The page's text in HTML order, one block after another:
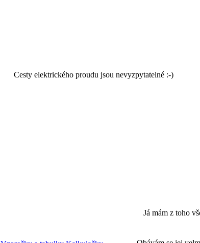
Cesty elektrického proudu jsou nevyzpytatelné :-)
Já mám z toho